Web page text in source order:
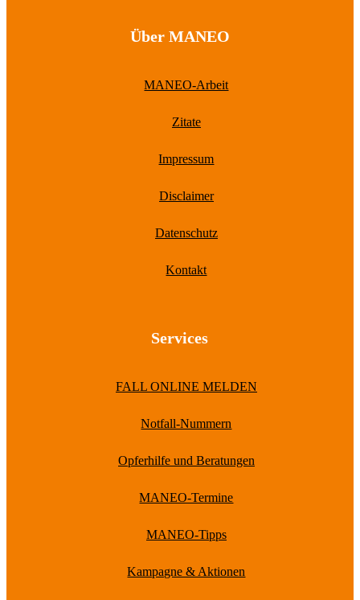
Über MANEO
MANEO-Arbeit
Zitate
Impressum
Disclaimer
Datenschutz
Kontakt
Services
FALL ONLINE MELDEN
Notfall-Nummern
Opferhilfe und Beratungen
MANEO-Termine
MANEO-Tipps
Kampagne & Aktionen